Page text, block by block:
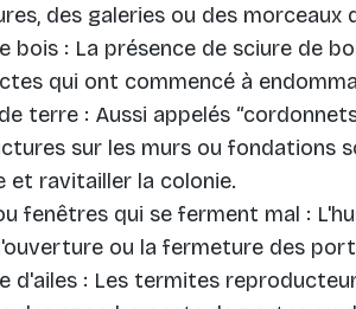
des galeries ou des
bois : La présence de sciure de
qui ont commencé à
terre : Aussi appelés
sur les murs ou fondations
et ravitailler la colonie.
fenêtres qui se ferment mal :
ou la fermeture des
d'ailes : Les termites